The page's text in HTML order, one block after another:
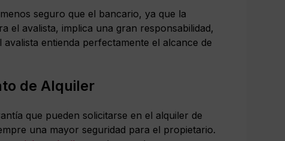
seguro que el bancario, ya que la
el avalista, implica una gran responsabilidad,
entienda perfectamente el alcance de
de Alquiler
que pueden solicitarse en el alquiler de
una mayor seguridad para el propietario.